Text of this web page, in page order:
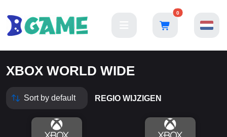
0
XBOX WORLD WIDE
REGIO WIJZIGEN